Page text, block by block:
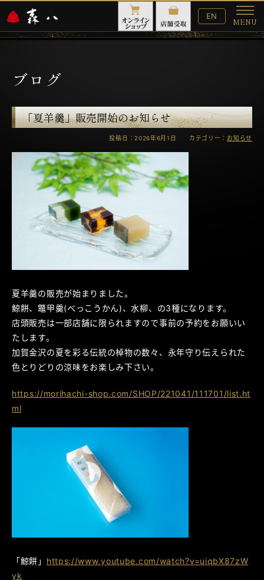
English
Website
EN
MENU
メ
ニ
ブログ
「夏羊羹」販売開始のお知らせ
投稿日：2026年6月1日 カテゴリー： お知らせ
夏羊羹の販売が始まりました。
鯨餅、鼈甲羹(べっこうかん)、水柳、の3種になります。
店頭販売は一部店舗に限られますので事前の予約をお願いい
たします。
加賀金沢の夏を彩る伝統の棹物の数々、永年守り伝えられた
色とりどりの涼味をお楽しみ下さい。
https://morihachi-shop.com/SHOP/221041/111701/list.ht
ml
「鯨餅」 https://www.youtube.com/watch?v=uiqbX87zW
yk